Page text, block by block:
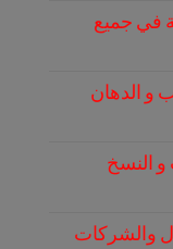
في جميع
و الدهان
النسخ
والشركات